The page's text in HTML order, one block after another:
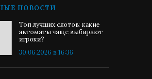
НОВОСТИ
Топ лучших слотов: какие
автоматы чаще выбирают
игроки?
30.06.2026 в 16:36